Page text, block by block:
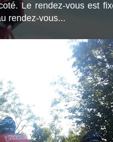
Le rendez-vous est
rendez-vous...